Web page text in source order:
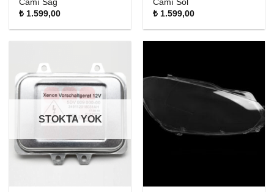
Camı Sağ
₺ 1.599,00
Camı Sol
₺ 1.599,00
STOKTA YOK